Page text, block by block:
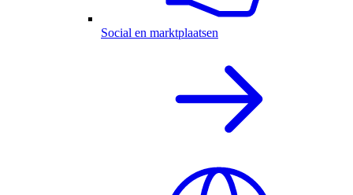
Social en marktplaatsen